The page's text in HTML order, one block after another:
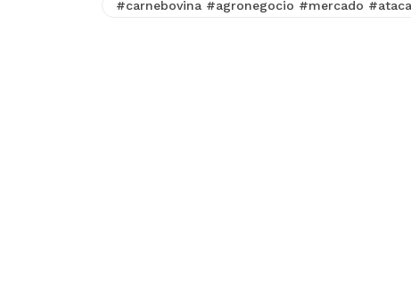
#carnebovina #agronegocio #mercado